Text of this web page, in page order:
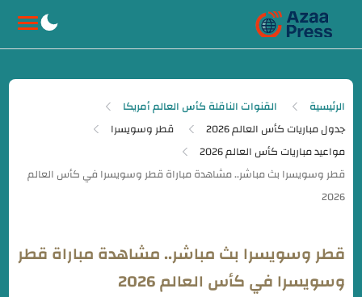
الرئيسية
القنوات الناقلة كأس العالم أمريكا
جدول مباريات كأس العالم 2026
قطر وسويسرا
مواعيد مباريات كأس العالم 2026
قطر وسويسرا بث مباشر.. مشاهدة مباراة قطر
وسويسرا في كأس العالم 2026